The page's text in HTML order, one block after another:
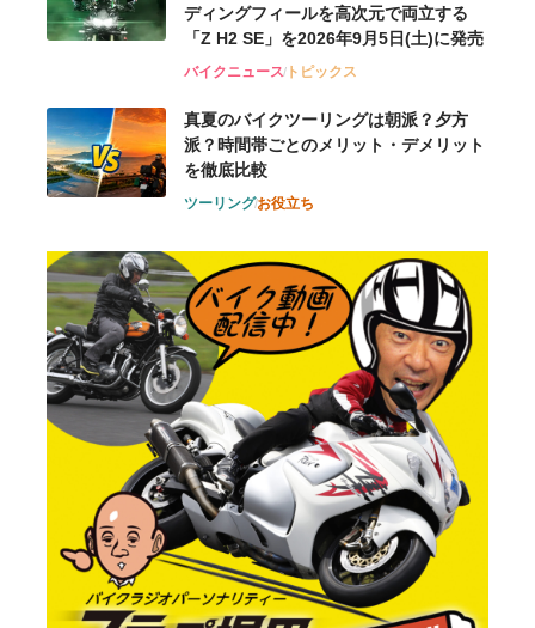
ディングフィールを高次元で両立する
「Z H2 SE」を2026年9月5日(土)に発売
バイクニューストピックス
真夏のバイクツーリングは朝派？夕方
派？時間帯ごとのメリット・デメリット
を徹底比較
ツーリングお役立ち